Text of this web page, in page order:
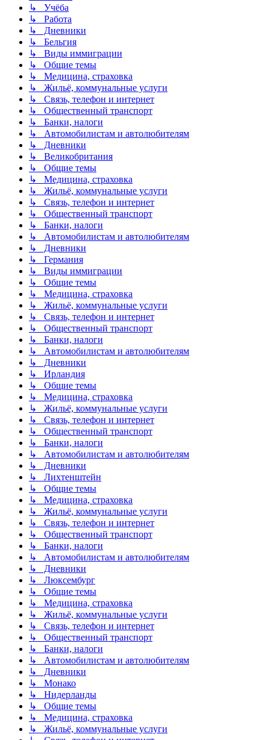
↳ Учёба
↳ Работа
↳ Дневники
↳ Бельгия
↳ Виды иммиграции
↳ Общие темы
↳ Медицина, страховка
↳ Жильё, коммунальные услуги
↳ Связь, телефон и интернет
↳ Общественный транспорт
↳ Банки, налоги
↳ Автомобилистам и автолюбителям
↳ Дневники
↳ Великобритания
↳ Общие темы
↳ Медицина, страховка
↳ Жильё, коммунальные услуги
↳ Связь, телефон и интернет
↳ Общественный транспорт
↳ Банки, налоги
↳ Автомобилистам и автолюбителям
↳ Дневники
↳ Германия
↳ Виды иммиграции
↳ Общие темы
↳ Медицина, страховка
↳ Жильё, коммунальные услуги
↳ Связь, телефон и интернет
↳ Общественный транспорт
↳ Банки, налоги
↳ Автомобилистам и автолюбителям
↳ Дневники
↳ Ирландия
↳ Общие темы
↳ Медицина, страховка
↳ Жильё, коммунальные услуги
↳ Связь, телефон и интернет
↳ Общественный транспорт
↳ Банки, налоги
↳ Автомобилистам и автолюбителям
↳ Дневники
↳ Лихтенштейн
↳ Общие темы
↳ Медицина, страховка
↳ Жильё, коммунальные услуги
↳ Связь, телефон и интернет
↳ Общественный транспорт
↳ Банки, налоги
↳ Автомобилистам и автолюбителям
↳ Дневники
↳ Люксембург
↳ Общие темы
↳ Медицина, страховка
↳ Жильё, коммунальные услуги
↳ Связь, телефон и интернет
↳ Общественный транспорт
↳ Банки, налоги
↳ Автомобилистам и автолюбителям
↳ Дневники
↳ Монако
↳ Нидерланды
↳ Общие темы
↳ Медицина, страховка
↳ Жильё, коммунальные услуги